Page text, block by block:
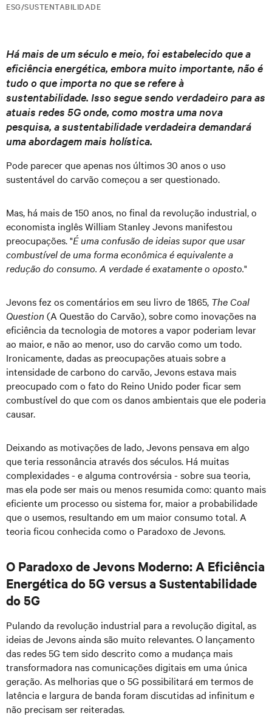
ESG/SUSTENTABILIDADE
Há mais de um século e meio, foi estabelecido que a
eficiência energética, embora muito importante, não é
tudo o que importa no que se refere à
sustentabilidade. Isso segue sendo verdadeiro para as
atuais redes 5G onde, como mostra uma nova
pesquisa, a sustentabilidade verdadeira demandará
uma abordagem mais holística.
Pode parecer que apenas nos últimos 30 anos o uso
sustentável do carvão começou a ser questionado.
Mas, há mais de 150 anos, no final da revolução industrial, o
economista inglês William Stanley Jevons manifestou
preocupações. "É uma confusão de ideias supor que usar
combustível de uma forma econômica é equivalente a
redução do consumo. A verdade é exatamente o oposto."
Jevons fez os comentários em seu livro de 1865, The Coal
Question (A Questão do Carvão), sobre como inovações na
eficiência da tecnologia de motores a vapor poderiam levar
ao maior, e não ao menor, uso do carvão como um todo.
Ironicamente, dadas as preocupações atuais sobre a
intensidade de carbono do carvão, Jevons estava mais
preocupado com o fato do Reino Unido poder ficar sem
combustível do que com os danos ambientais que ele poderia
causar.
Deixando as motivações de lado, Jevons pensava em algo
que teria ressonância através dos séculos. Há muitas
complexidades - e alguma controvérsia - sobre sua teoria,
mas ela pode ser mais ou menos resumida como: quanto mais
eficiente um processo ou sistema for, maior a probabilidade
que o usemos, resultando em um maior consumo total. A
teoria ficou conhecida como o Paradoxo de Jevons.
O Paradoxo de Jevons Moderno: A Eficiência
Energética do 5G versus a Sustentabilidade
do 5G
Pulando da revolução industrial para a revolução digital, as
ideias de Jevons ainda são muito relevantes. O lançamento
das redes 5G tem sido descrito como a mudança mais
transformadora nas comunicações digitais em uma única
geração. As melhorias que o 5G possibilitará em termos de
latência e largura de banda foram discutidas ad infinitum e
não precisam ser reiteradas.